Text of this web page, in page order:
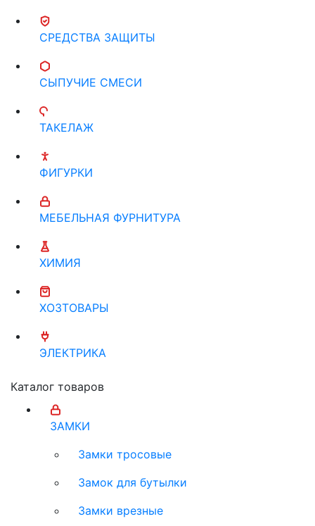
СРЕДСТВА ЗАЩИТЫ
СЫПУЧИЕ СМЕСИ
ТАКЕЛАЖ
ФИГУРКИ
МЕБЕЛЬНАЯ ФУРНИТУРА
ХИМИЯ
ХОЗТОВАРЫ
ЭЛЕКТРИКА
Каталог товаров
ЗАМКИ
Замки тросовые
Замок для бутылки
Замки врезные